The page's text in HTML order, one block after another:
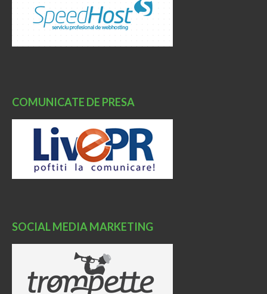
COMUNICATE DE PRESA
SOCIAL MEDIA MARKETING